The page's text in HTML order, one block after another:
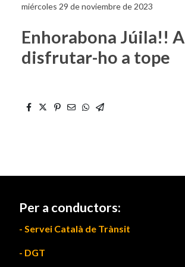
miércoles 29 de noviembre de 2023
Enhorabona Júila!! A
disfrutar-ho a tope
Per a conductors:
- Servei Català de Trànsit
- DGT